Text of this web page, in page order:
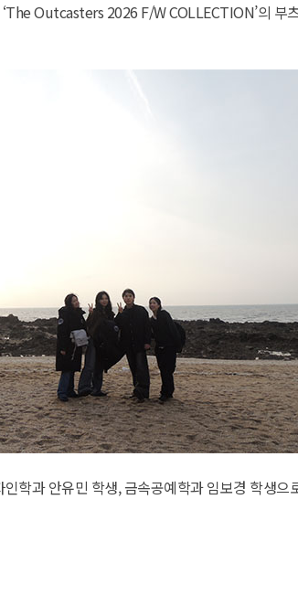
Outcasters 2026 F/W COLLECTION’의 부
학과 안유민 학생, 금속공예학과 임보경 학생으